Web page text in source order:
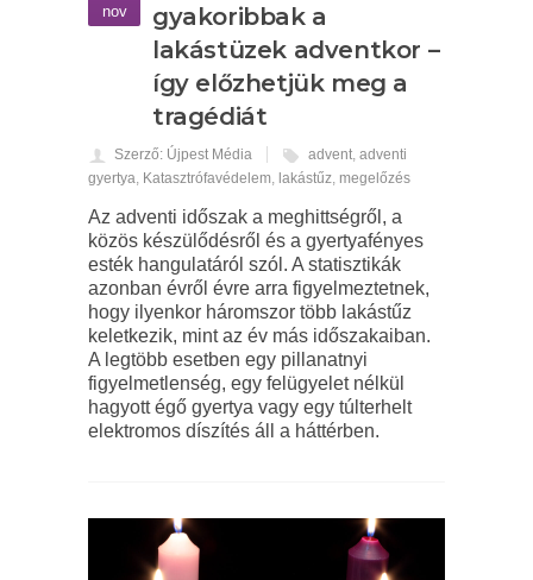
nov
gyakoribbak a
lakástüzek adventkor –
így előzhetjük meg a
tragédiát
Szerző: Újpest Média advent adventi
gyertya Katasztrófavédelem lakástűz megelőzés
Az adventi időszak a meghittségről, a
közös készülődésről és a gyertyafényes
esték hangulatáról szól. A statisztikák
azonban évről évre arra figyelmeztetnek,
hogy ilyenkor háromszor több lakástűz
keletkezik, mint az év más időszakaiban.
A legtöbb esetben egy pillanatnyi
figyelmetlenség, egy felügyelet nélkül
hagyott égő gyertya vagy egy túlterhelt
elektromos díszítés áll a háttérben.